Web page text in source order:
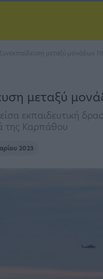
Συνεκπαίδευση μεταξύ μονάδων
μεταξύ
εκπαιδευτική
της Καρπάθου
2023